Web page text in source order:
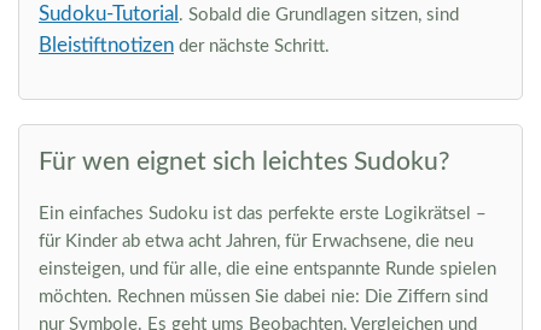
Sudoku-Tutorial . Sobald die Grundlagen sitzen, sind
Bleistiftnotizen der nächste Schritt.
Für wen eignet sich leichtes Sudoku?
Ein einfaches Sudoku ist das perfekte erste Logikrätsel –
für Kinder ab etwa acht Jahren, für Erwachsene, die neu
einsteigen, und für alle, die eine entspannte Runde spielen
möchten. Rechnen müssen Sie dabei nie: Die Ziffern sind
nur Symbole. Es geht ums Beobachten, Vergleichen und